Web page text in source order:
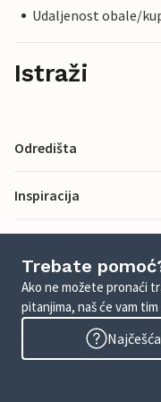
Udaljenost obale/
Istraži
Odredišta
Inspiracija
Trebate
Ako ne možete pronaći
pitanjima, naš će vam